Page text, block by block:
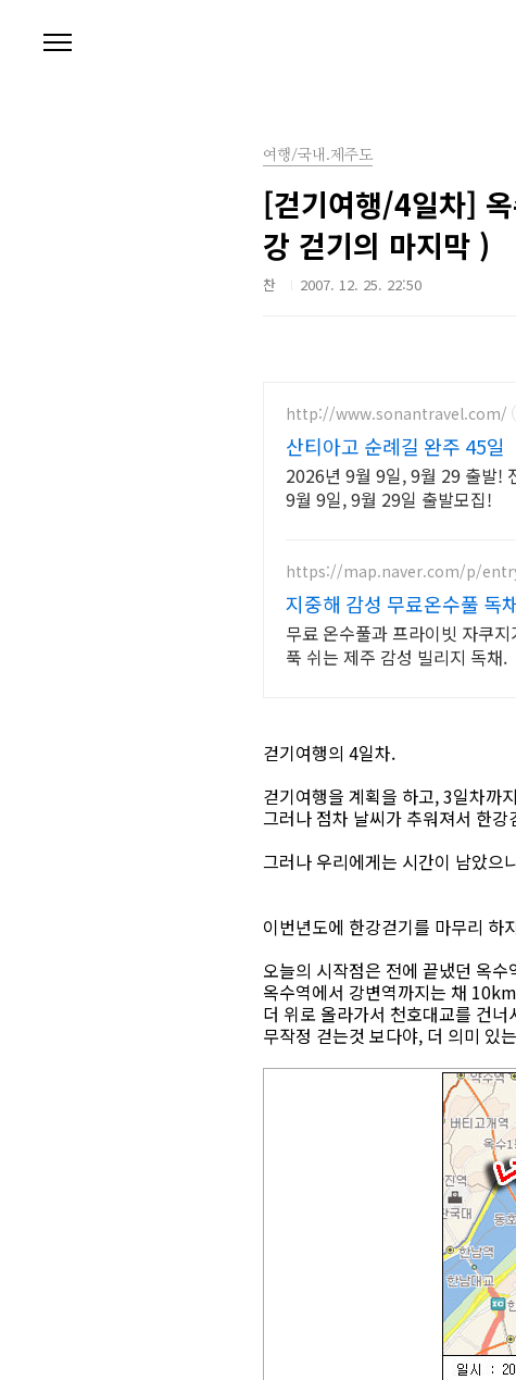
여행/국내.제주도
[걷기여행/4일차]
강 걷기의 마지막 )
찬 2007. 12. 25. 22:50
http://www.sonantravel.com/
산티아고 순례길 완주 45일
2026년 9월 9일, 9월 29 출발!
9월 9일, 9월 29일 출발모집!
https://map.naver.com/p/
지중해 감성 무료온수풀 독
무료 온수풀과 프라이빗 자쿠
푹 쉬는 제주 감성 빌리지 독채.
걷기여행의 4일차.
걷기여행을 계획을 하고, 3일차까
그러나 점차 날씨가 추워져서 한
그러나 우리에게는 시간이 남았
이번년도에 한강걷기를 마무리 하
오늘의 시작점은 전에 끝냈던 옥수
옥수역에서 강변역까지는 채
더 위로 올라가서 천호대교를 건
무작정 걷는것 보다야, 더 의미 있